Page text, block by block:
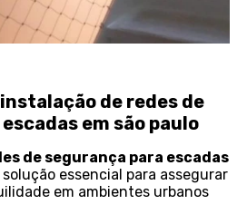
instalação de redes de
em são paulo
de segurança para escadas
solução essencial para assegurar
em ambientes urbanos